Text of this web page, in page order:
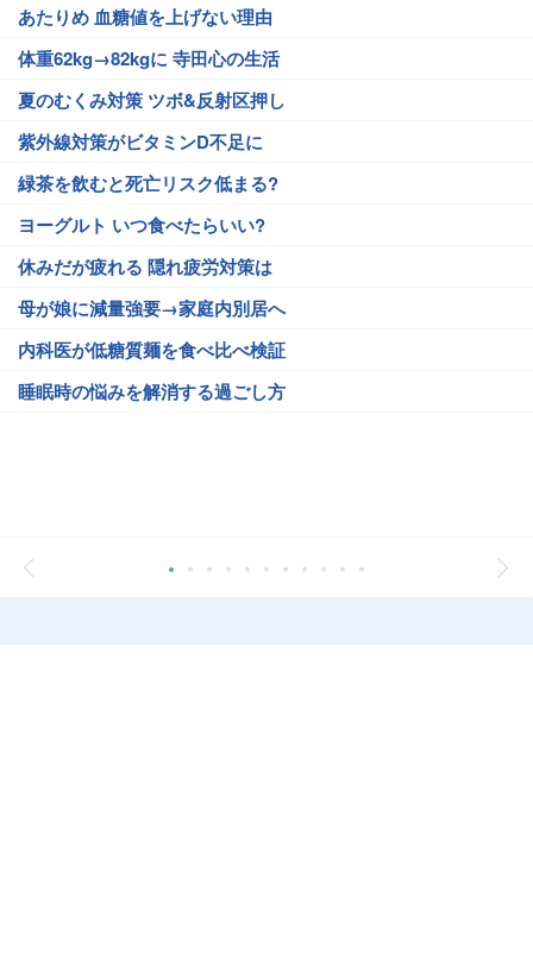
あたりめ 血糖値を上げない理由
体重62kg→82kgに 寺田心の生活
夏のむくみ対策 ツボ&反射区押し
紫外線対策がビタミンD不足に
緑茶を飲むと死亡リスク低まる?
ヨーグルト いつ食べたらいい?
休みだが疲れる 隠れ疲労対策は
母が娘に減量強要→家庭内別居へ
内科医が低糖質麺を食べ比べ検証
睡眠時の悩みを解消する過ごし方